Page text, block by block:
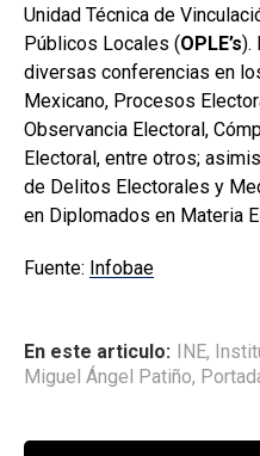
Unidad Técnica de
Públicos Locales (OPLE’s).
diversas conferencias en
Mexicano, Procesos
Observancia Electoral,
Electoral, entre otros;
de Delitos Electorales y
en Diplomados en Materia
Fuente: Infobae
En este articulo: INE,
Miguel Ángel Patiño,